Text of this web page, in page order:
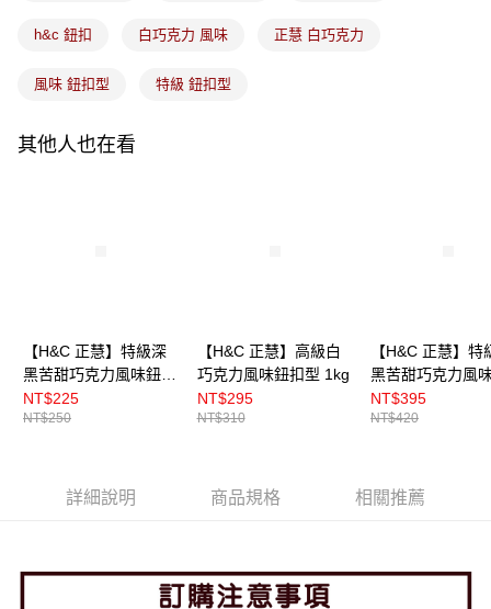
免運費
h&c 鈕扣 白巧克力 風味 正慧 白巧克力
風味 鈕扣型 特級 鈕扣型
其他人也在看
【H&C 正慧】特級深
黑苦甜巧克力風味鈕扣
型 500g
NT$225
NT$250
【H&C 正慧】高級白
巧克力風味鈕扣型 1kg
NT$295
NT$310
【H&C 正慧】特
黑苦甜巧克力風
型 1kg
NT$395
NT$420
詳細說明 商品規格 相關推薦